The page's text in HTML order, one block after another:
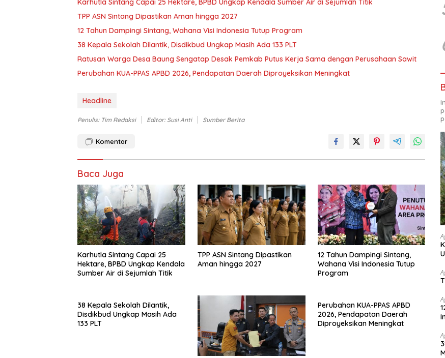
Karhutla Sintang Capai 25 Hektare, BPBD Ungkap Kendala Sumber Air di Sejumlah Titik
TPP ASN Sintang Dipastikan Aman hingga 2027
12 Tahun Dampingi Sintang, Wahana Visi Indonesia Tutup Program
38 Kepala Sekolah Dilantik, Disdikbud Ungkap Masih Ada 133 PLT
Ratusan Warga Desa Baung Sengatap Desak Pemkab Putus Kerja Sama dengan Perusahaan Sawit
Perubahan KUA-PPAS APBD 2026, Pendapatan Daerah Diproyeksikan Meningkat
Headline
Penulis: Tim Redaksi Editor: Susi Anti Sumber Berita
Komentar
Baca Juga
Karhutla Sintang Capai 25
Hektare, BPBD Ungkap Kendala
Sumber Air di Sejumlah Titik
TPP ASN Sintang Dipastikan
Aman hingga 2027
12 Tahun Dampingi Sintang,
Wahana Visi Indonesia Tutup
Program
38 Kepala Sekolah Dilantik,
Disdikbud Ungkap Masih Ada
133 PLT
Perubahan KUA-PPAS APBD
2026, Pendapatan Daerah
Diproyeksikan Meningkat